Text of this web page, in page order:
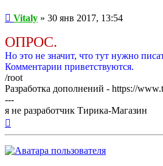
Сообщение
Vitaly » 30 янв 2017, 13:54
ОПРОС.
Но это не значит, что тут нужно
Комментарии приветствуются.
/root
Разработка дополнений - https://
---
я не разработчик Тирика-Магазин